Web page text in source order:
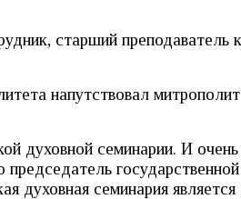
старший преподаватель
напутствовал
духовной семинарии. И
духовная семинария